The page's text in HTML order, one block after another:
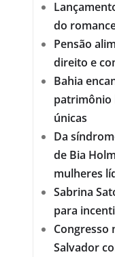
do
Pensão
direito e
Bahia
patrimônio
únicas
Da
de Bia
mulheres
Sabrina
para
Congresso
Salvador